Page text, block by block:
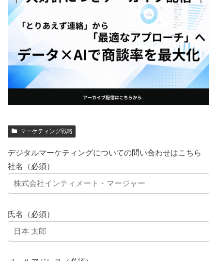
マーケティング戦略
デジタルマーケティングについての問い合わせはこちら
社名（必須）
氏名（必須）